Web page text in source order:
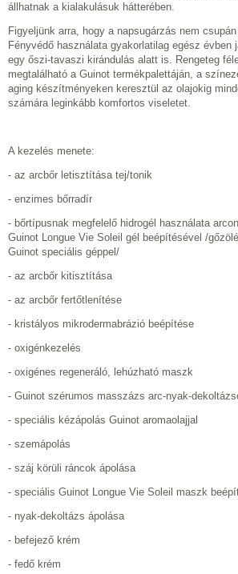
állhatnak a kialakulásuk hátterében.
Figyeljünk arra, hogy a napsugárzás nem
Fényvédő használata gyakorlatilag egész évben
egy őszi-tavaszi kirándulás alatt is. Rengeteg
megtalálható a Guinot termékpalettáján, a
aging készítményeken keresztül az olajokig
számára leginkább komfortos viseletet.
A kezelés menete:
- az arcbőr letisztítása tej/tonik
- enzimes bőrradír
- bőrtípusnak megfelelő hidrogél használata
Guinot Longue Vie Soleil gél beépítésével /
Guinot speciális géppel/
- az arcbőr kitisztítása
- az arcbőr fertőtlenítése
- kristályos mikrodermabrázió beépítése
- oxigénkezelés
- oxigénes regeneráló, lehúzható maszk
- Guinot szérumos masszázs arc-nyak-
- speciális kézápolás Guinot aromaolajjal
- szemápolás
- száj körüli ráncok ápolása
- speciális Guinot Longue Vie Soleil maszk
- nyak-dekoltázs ápolása
- befejező krém
- fedő krém